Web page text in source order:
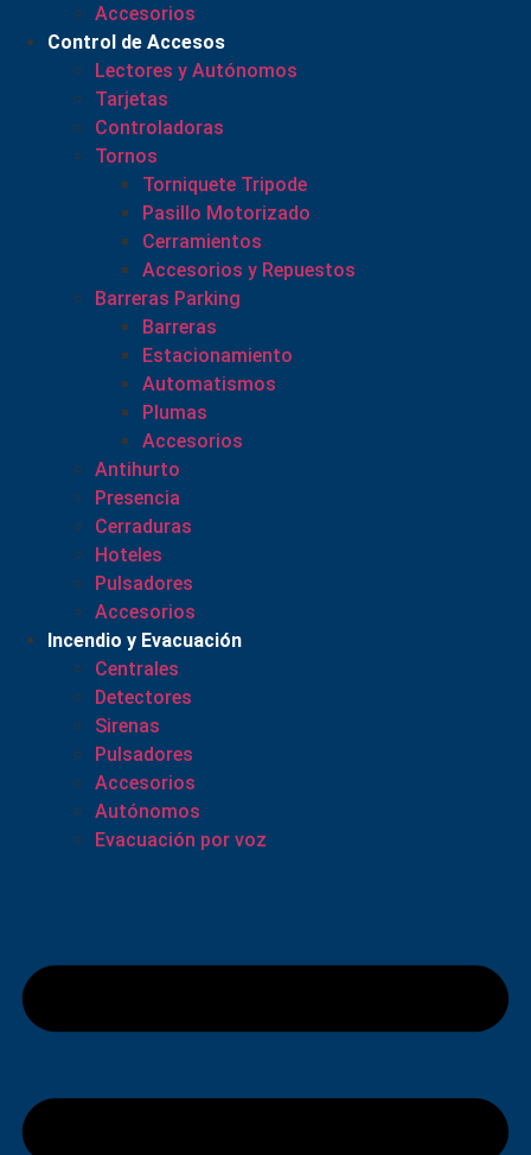
Accesorios
Control de Accesos
Lectores y Autónomos
Tarjetas
Controladoras
Tornos
Torniquete Tripode
Pasillo Motorizado
Cerramientos
Accesorios y Repuestos
Barreras Parking
Barreras
Estacionamiento
Automatismos
Plumas
Accesorios
Antihurto
Presencia
Cerraduras
Hoteles
Pulsadores
Accesorios
Incendio y Evacuación
Centrales
Detectores
Sirenas
Pulsadores
Accesorios
Autónomos
Evacuación por voz